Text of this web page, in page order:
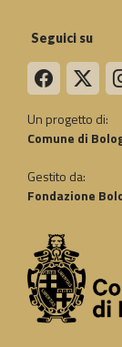
Seguici su
Un progetto di:
Comune di
Gestito da:
Fondazione